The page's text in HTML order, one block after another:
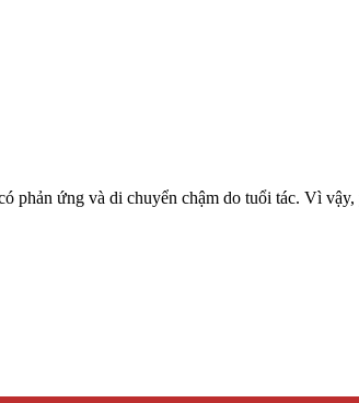
ứng và di chuyển chậm do tuổi tác. Vì vậy,